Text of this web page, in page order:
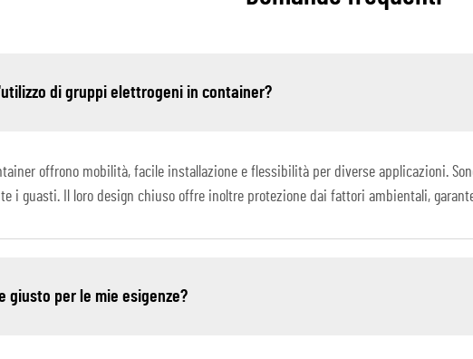
di gruppi elettrogeni in container?
offrono mobilità, facile installazione e flessibilità per diverse applicazioni.
i guasti. Il loro design chiuso offre inoltre protezione dai fattori ambientali,
giusto per le mie esigenze?